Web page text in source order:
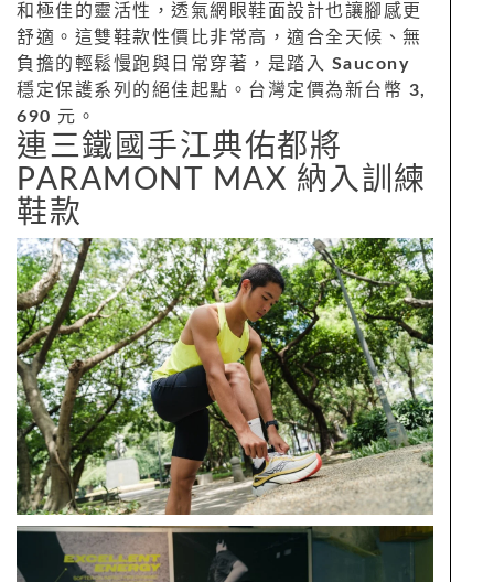
和極佳的靈活性，透氣網眼鞋面設計也讓腳感更
舒適。這雙鞋款性價比非常高，適合全天候、無
負擔的輕鬆慢跑與日常穿著，是踏入 Saucony
穩定保護系列的絕佳起點。台灣定價為新台幣 3,
690 元。
連三鐵國手江典佑都將
PARAMONT MAX 納入訓練
鞋款